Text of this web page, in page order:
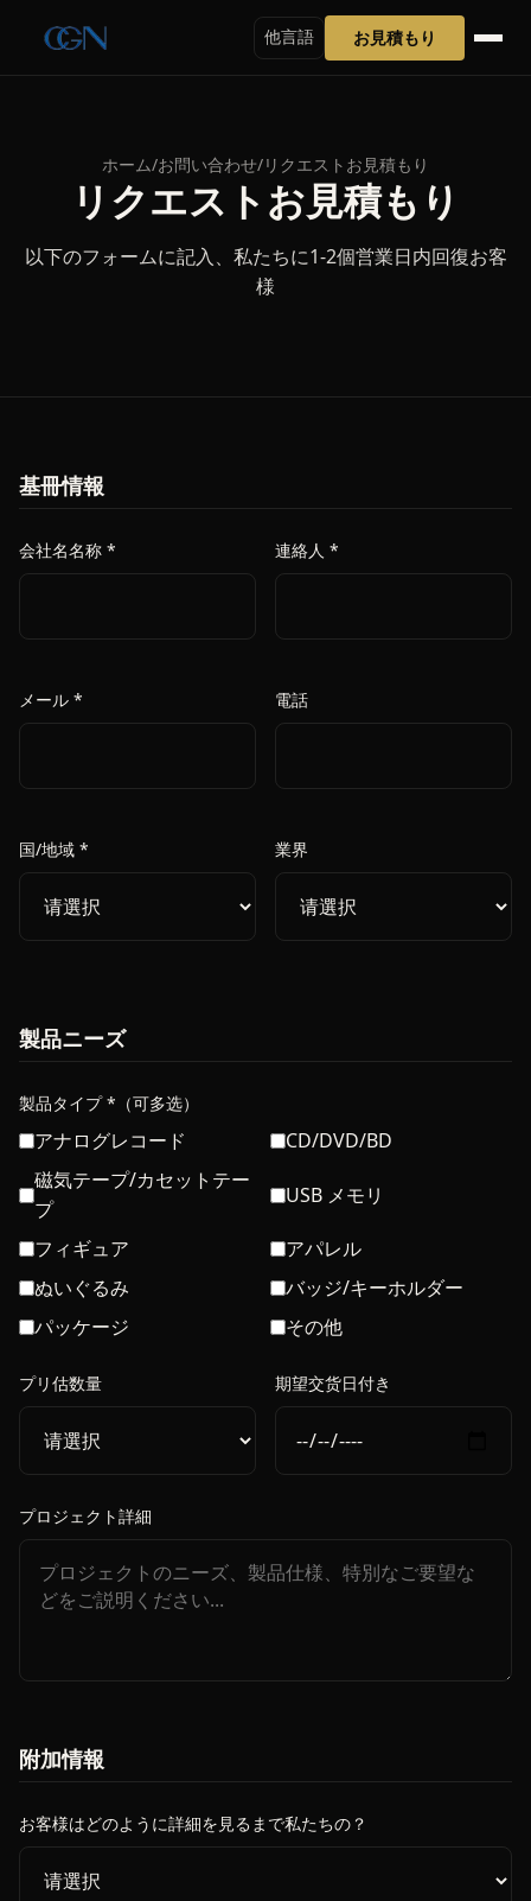
他言語 お見積もり
ホーム/お問い合わせ/リクエストお見積もり
リクエストお見積もり
以下のフォームに記入、私たちに1-2個営業日内回復お客
様
基冊情報
会社名名称 * 連絡人 *
メール * 電話
国/地域 * 業界
製品ニーズ
製品タイプ *（可多选）
アナログレコード
CD/DVD/BD
磁気テープ/カセットテー
プ
USB メモリ
フィギュア
アパレル
ぬいぐるみ
バッジ/キーホルダー
パッケージ
その他
プリ估数量 期望交货日付き
プロジェクト詳細
附加情報
お客様はどのように詳細を見るまで私たちの？